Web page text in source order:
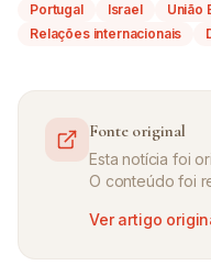
Portugal Israel União
Relações internacionais
Fonte original
Esta notícia foi
O conteúdo foi
Ver artigo